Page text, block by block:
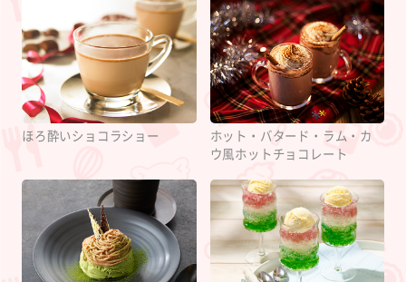
ほろ酔いショコラショー
ホット・バタード・ラム・カ
ウ風ホットチョコレート